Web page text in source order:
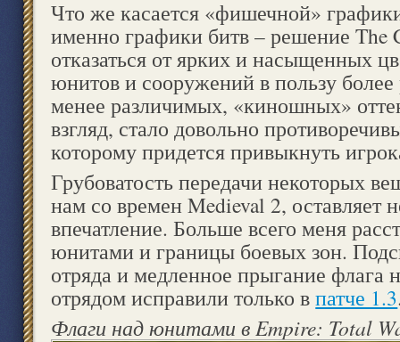
Что же касается «фишечной»
именно графики битв – решение The
отказаться от ярких и насыщенных
юнитов и сооружений в пользу
менее различимых, «киношных»
взгляд, стало довольно
которому придется привыкнуть
Грубоватость передачи некоторых
нам со времен Medieval 2, оставляет
впечатление. Больше всего меня
юнитами и границы боевых зон.
отряда и медленное прыгание флага
отрядом исправили только впатче 1.3
Флаги над юнитами в Empire: Total